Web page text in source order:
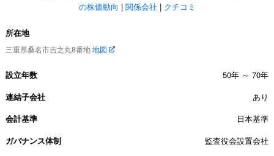
の株価動向 | 関係会社 | クチコミ
所在地
三重県桑名市吉之丸8番地地図
設立年数
50年 ～ 70年
連結子会社
あり
会計基準
日本基準
ガバナンス体制
監査役会設置会社